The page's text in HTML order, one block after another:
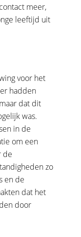
meer,
leeftijd uit
voor het
hadden
dat dit
was.
in de
om een
de
zo
en de
dat het
door